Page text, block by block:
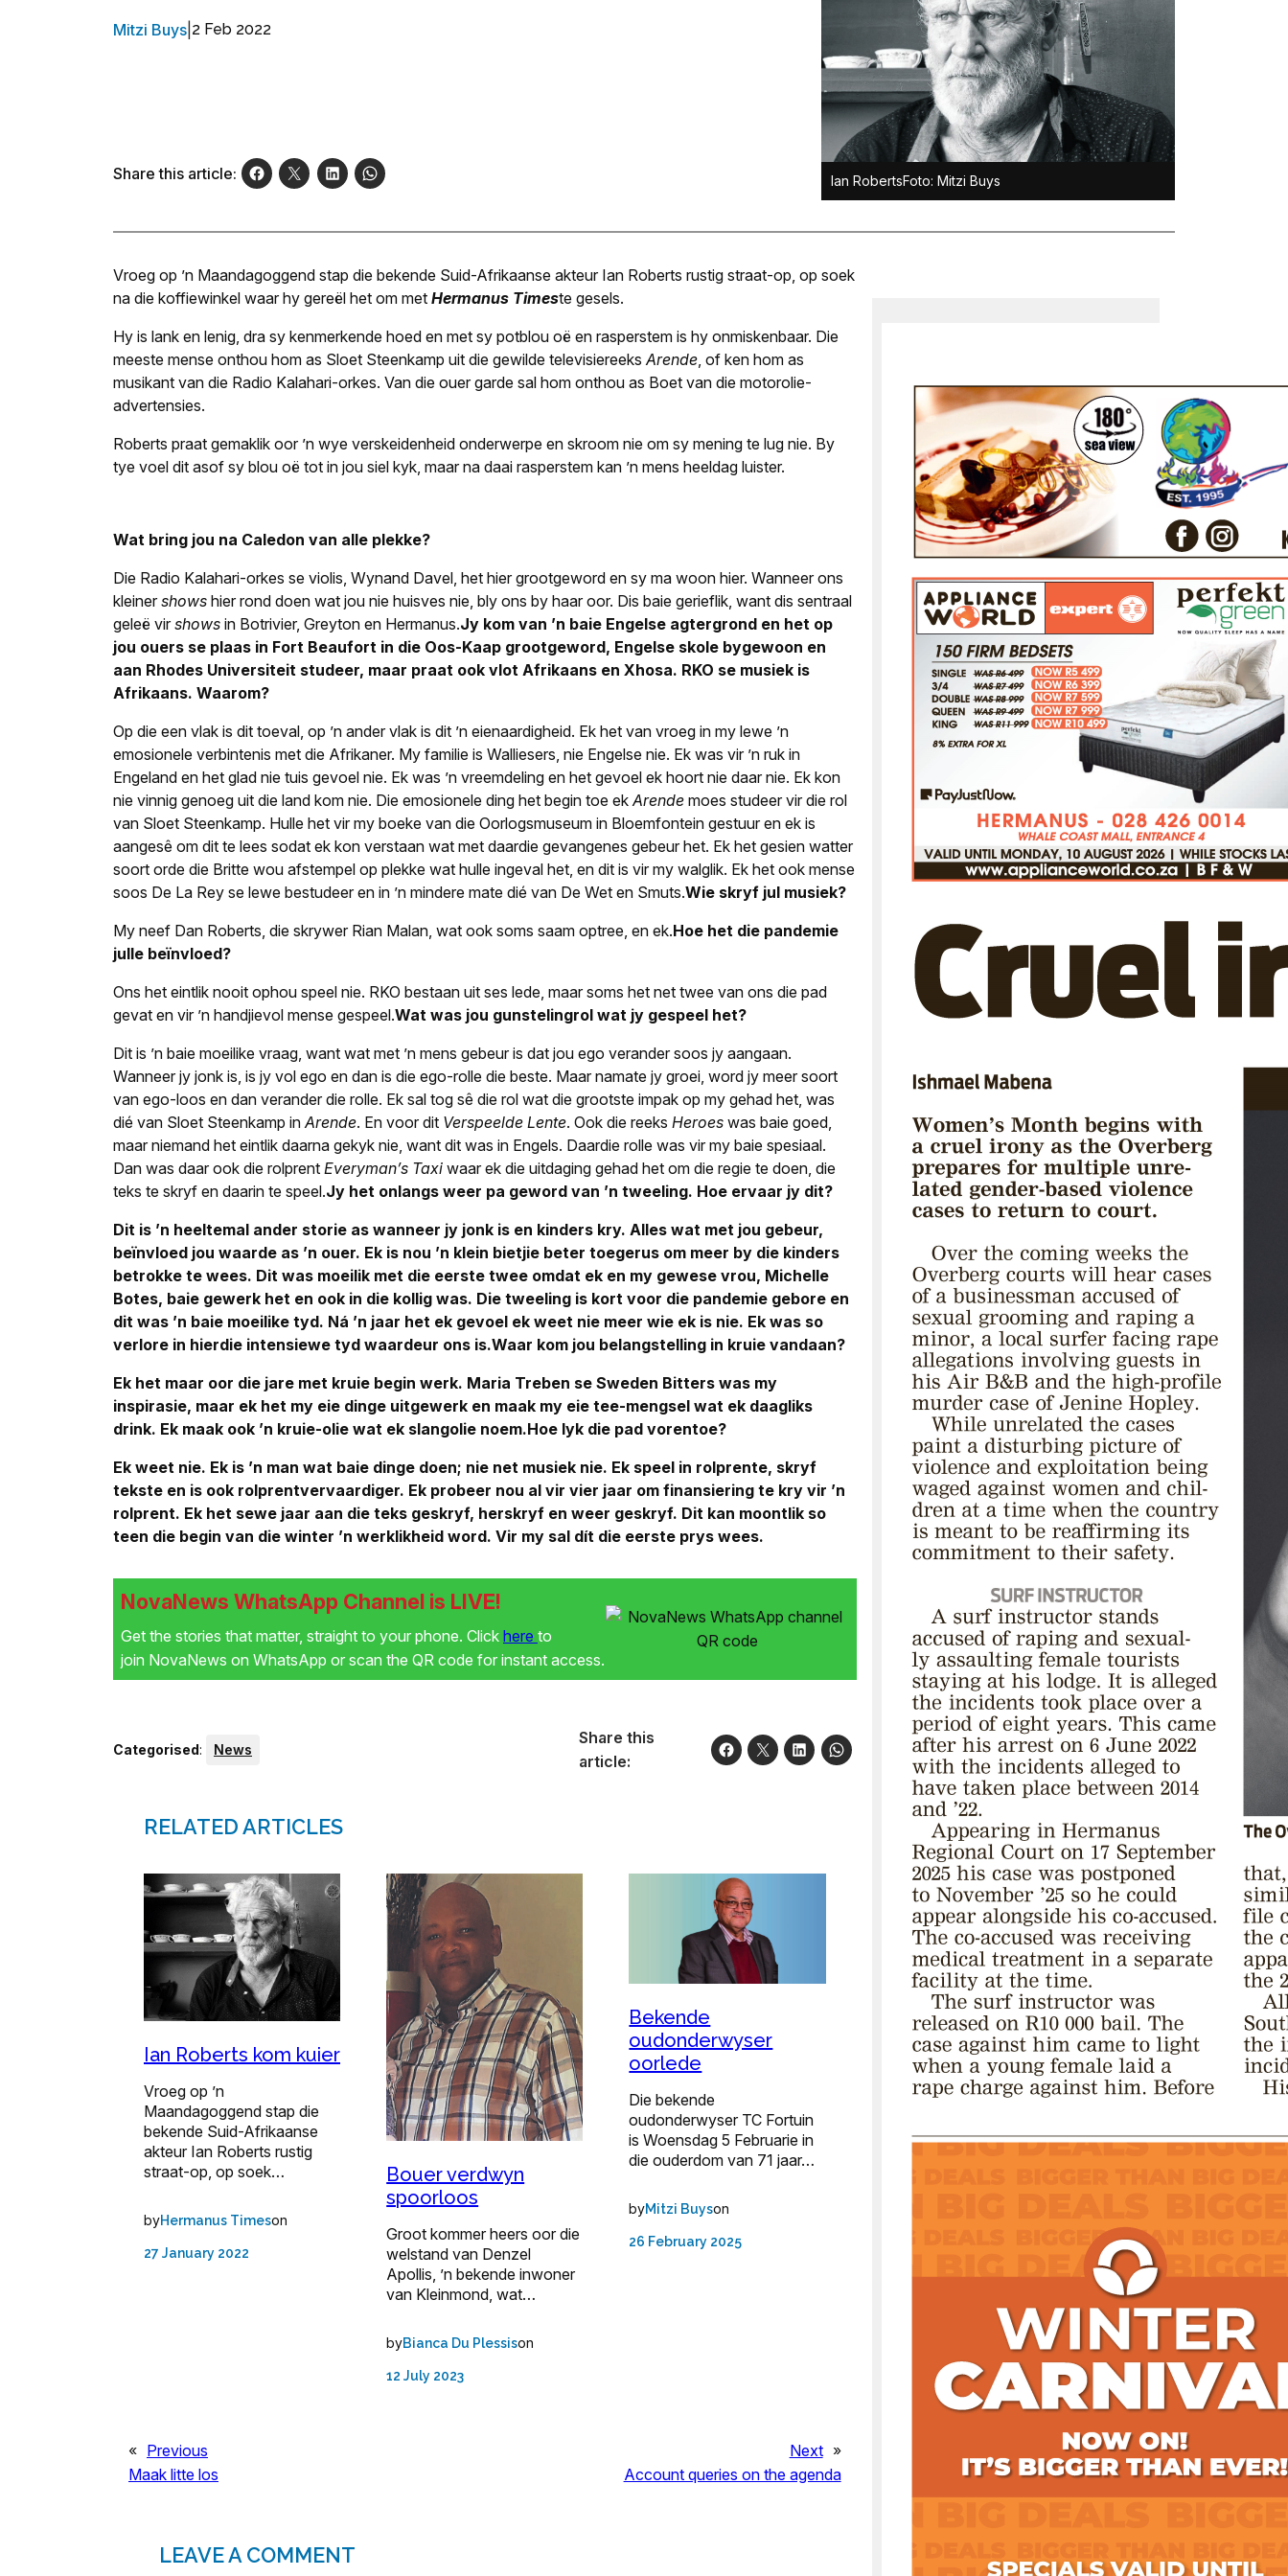
Mitzi Buys 2 Feb 2022
Share this article: Ian RobertsFoto: Mitzi Buys
Vroeg op ’n Maandagoggend stap die bekende Suid-Afrikaanse akteur Ian Roberts rustig straat-op, op soek
na die koffiewinkel waar hy gereël het om met Hermanus Timeste gesels.
Hy is lank en lenig, dra sy kenmer­kende hoed en met sy potblou oë en rasperstem is hy onmiskenbaar. Die
meeste mense onthou hom as Sloet Steenkamp uit die gewilde televisiereeks Arende , of ken hom as
musikant van die Radio Kalahari-orkes. Van die ouer garde sal hom onthou as Boet van die motorolie-
advertensies.
Roberts praat gemaklik oor ’n wye verskeidenheid onderwerpe en skroom nie om sy mening te lug nie. By
tye voel dit asof sy blou oë tot in jou siel kyk, maar na daai rasperstem kan ’n mens heeldag luister.
Wat bring jou na Caledon van alle plekke?
Die Radio Kalahari-orkes se violis, Wynand Davel, het hier grootgeword en sy ma woon hier. Wanneer ons
kleiner shows hier rond doen wat jou nie huisves nie, bly ons by haar oor. Dis baie gerieflik, want dis sentraal
geleë vir shows in Botrivier, Greyton en Hermanus.Jy kom van ’n baie Engelse agtergrond en het op
jou ouers se plaas in Fort Beaufort in die Oos-Kaap grootgeword, Engelse skole bygewoon en
aan Rhodes Universiteit studeer, maar praat ook vlot Afrikaans en Xhosa. RKO se musiek is
Afrikaans. Waarom?
Op die een vlak is dit toeval, op ’n ander vlak is dit ’n eienaardigheid. Ek het van vroeg in my lewe ’n
emosionele verbintenis met die Afrikaner. My familie is Walliesers, nie Engelse nie. Ek was vir ’n ruk in
Engeland en het glad nie tuis gevoel nie. Ek was ’n vreemdeling en het gevoel ek hoort nie daar nie. Ek kon
nie vinnig genoeg uit die land kom nie. Die emosionele ding het begin toe ek Arende moes studeer vir die rol
van Sloet Steenkamp. Hulle het vir my boeke van die Oorlogsmuseum in Bloemfontein gestuur en ek is
aangesê om dit te lees sodat ek kon verstaan wat met daardie gevangenes gebeur het. Ek het gesien watter
soort orde die Britte wou afstempel op plekke wat hulle ingeval het, en dit is vir my walglik. Ek het ook mense
soos De La Rey se lewe bestudeer en in ’n mindere mate dié van De Wet en Smuts.Wie skryf jul musiek?
My neef Dan Roberts, die skrywer Rian Malan, wat ook soms saam optree, en ek.Hoe het die pandemie
julle beïnvloed?
Ons het eintlik nooit ophou speel nie. RKO bestaan uit ses lede, maar soms het net twee van ons die pad
gevat en vir ’n handjievol mense gespeel.Wat was jou gunstelingrol wat jy gespeel het?
Dit is ’n baie moeilike vraag, want wat met ’n mens gebeur is dat jou ego verander soos jy aangaan.
Wanneer jy jonk is, is jy vol ego en dan is die ego-rolle die beste. Maar namate jy groei, word jy meer soort
van ego-loos en dan verander die rolle. Ek sal tog sê die rol wat die grootste impak op my gehad het, was
dié van Sloet Steenkamp in Arende. En voor dit Verspeelde Lente. Ook die reeks Heroes was baie goed,
maar niemand het eintlik daarna gekyk nie, want dit was in Engels. Daardie rolle was vir my baie spesiaal.
Dan was daar ook die rolprent Everyman’s Taxi waar ek die uitdaging gehad het om die regie te doen, die
teks te skryf en daarin te speel.Jy het onlangs weer pa geword van ’n tweeling. Hoe ervaar jy dit?
Dit is ’n heeltemal ander storie as wanneer jy jonk is en kinders kry. Alles wat met jou gebeur,
beïnvloed jou waarde as ’n ouer. Ek is nou ’n klein bietjie beter toegerus om meer by die kinders
betrokke te wees. Dit was moeilik met die eerste twee omdat ek en my gewese vrou, Michelle
Botes, baie gewerk het en ook in die kollig was. Die tweeling is kort voor die pandemie gebore en
dit was ’n baie moeilike tyd. Ná ’n jaar het ek gevoel ek weet nie meer wie ek is nie. Ek was so
verlore in hierdie intensiewe tyd waardeur ons is.Waar kom jou belangstelling in kruie vandaan?
Ek het maar oor die jare met kruie begin werk. Maria Treben se Sweden Bitters was my
inspirasie, maar ek het my eie dinge uitgewerk en maak my eie tee-mengsel wat ek daagliks
drink. Ek maak ook ’n kruie-olie wat ek slangolie noem.Hoe lyk die pad vorentoe?
Ek weet nie. Ek is ’n man wat baie dinge doen; nie net musiek nie. Ek speel in rolprente, skryf
tekste en is ook rolprentvervaardiger. Ek probeer nou al vir vier jaar om finansiering te kry vir ’n
rolprent. Ek het sewe jaar aan die teks geskryf, herskryf en weer geskryf. Dit kan moontlik so
teen die begin van die winter ’n werklikheid word. Vir my sal dít die eerste prys wees.
NovaNews WhatsApp Channel is LIVE!
Get the stories that matter, straight to your phone. Click here to
join NovaNews on WhatsApp or scan the QR code for instant access.
Categorised: News
Share this
article:
RELATED ARTICLES
Ian Roberts kom kuier
Vroeg op ’n
Maandagoggend stap die
bekende Suid-Afrikaanse
akteur Ian Roberts rustig
straat-op, op soek…
byHermanus Timeson
27 January 2022
Bouer verdwyn
spoorloos
Groot kommer heers oor die
welstand van Denzel
Apollis, ’n bekende inwoner
van Kleinmond, wat…
byBianca Du Plessison
12 July 2023
Bekende
oudonderwyser
oorlede
Die bekende
oudonderwyser TC Fortuin
is Woensdag 5 Februarie in
die ouderdom van 71 jaar…
byMitzi Buyson
26 February 2025
« Previous
Maak litte los
Next »
Account queries on the agenda
LEAVE A COMMENT